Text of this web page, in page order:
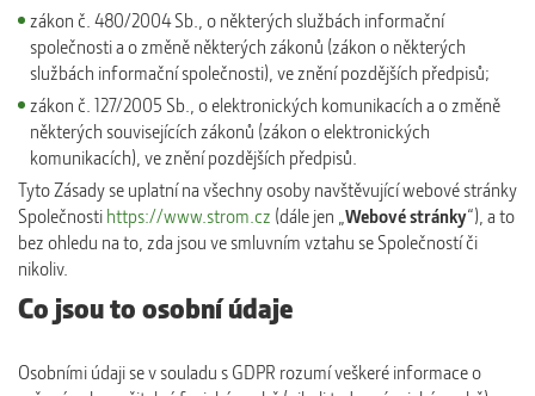
zákon č. 480/2004 Sb., o některých službách informační
společnosti a o změně některých zákonů (zákon o některých
službách informační společnosti), ve znění pozdějších předpisů;
zákon č. 127/2005 Sb., o elektronických komunikacích a o změně
některých souvisejících zákonů (zákon o elektronických
komunikacích), ve znění pozdějších předpisů.
Tyto Zásady se uplatní na všechny osoby navštěvující webové stránky
Společnosti https://www.strom.cz (dále jen „Webové stránky“), a to
bez ohledu na to, zda jsou ve smluvním vztahu se Společností či
nikoliv.
Co jsou to osobní údaje
Osobními údaji se v souladu s GDPR rozumí veškeré informace o